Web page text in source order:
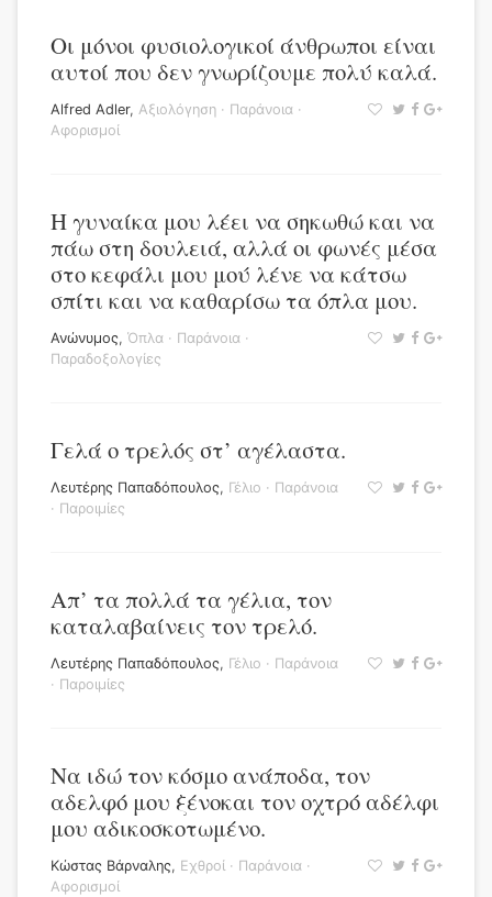
Οι μόνοι φυσιολογικοί άνθρωποι είναι
αυτοί που δεν γνωρίζουμε πολύ καλά.
Alfred Adler, Αξιολόγηση · Παράνοια ·
Αφορισμοί
Η γυναίκα μου λέει να σηκωθώ και να
πάω στη δουλειά, αλλά οι φωνές μέσα
στο κεφάλι μου μού λένε να κάτσω
σπίτι και να καθαρίσω τα όπλα μου.
Ανώνυμος, Όπλα · Παράνοια ·
Παραδοξολογίες
Γελά ο τρελός στ’ αγέλαστα.
Λευτέρης Παπαδόπουλος, Γέλιο · Παράνοια
· Παροιμίες
Απ’ τα πολλά τα γέλια, τον
καταλαβαίνεις τον τρελό.
Λευτέρης Παπαδόπουλος, Γέλιο · Παράνοια
· Παροιμίες
Να ιδώ τον κόσμο ανάποδα, τον
αδελφό μου ξένοκαι τον οχτρό αδέλφι
μου αδικοσκοτωμένο.
Κώστας Βάρναλης, Εχθροί · Παράνοια ·
Αφορισμοί